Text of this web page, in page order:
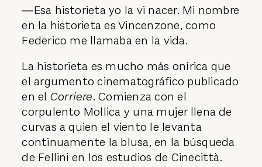
―Esa historieta yo la vi nacer. Mi nombre
en la historieta es Vincenzone, como
Federico me llamaba en la vida.
La historieta es mucho más onírica que
el argumento cinematográfico publicado
en el Corriere. Comienza con el
corpulento Mollica y una mujer llena de
curvas a quien el viento le levanta
continuamente la blusa, en la búsqueda
de Fellini en los estudios de Cinecittà.